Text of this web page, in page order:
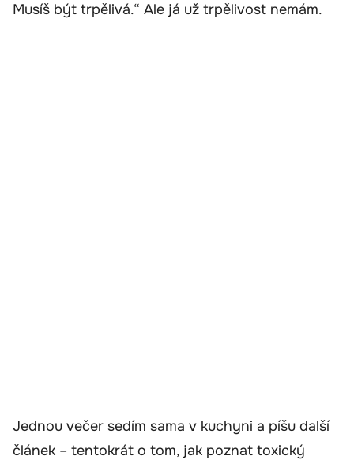
Musíš být trpělivá.“ Ale já už trpělivost nemám.
Jednou večer sedím sama v kuchyni a píšu další
článek – tentokrát o tom, jak poznat toxický